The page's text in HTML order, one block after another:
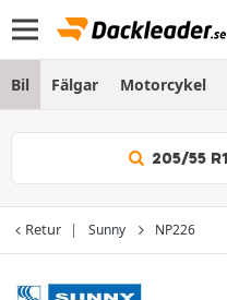
Bil Fälgar Motorcykel
205/55
Retur Sunny NP226